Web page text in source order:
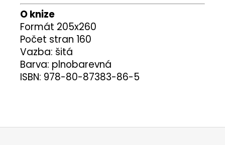
O knize
Formát 205x260
Počet stran 160
Vazba: šitá
Barva: plnobarevná
ISBN: 978-80-87383-86-5